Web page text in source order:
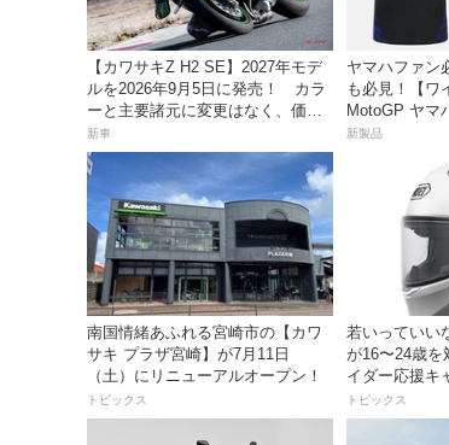
【カワサキZ H2 SE】2027年モデ
ルを2026年9月5日に発売！ カラ
ーと主要諸元に変更はなく、価格
は据え置きの247万5000円！
新車
ヤマハファン
も必見！【ワ
MotoGP ヤマ
レル」を数量
新製品
南国情緒あふれる宮崎市の【カワ
サキ プラザ宮崎】が7月11日
（土）にリニューアルオープン！
トピックス
若いっていい
が16〜24歳を
イダー応援キ
トピックス